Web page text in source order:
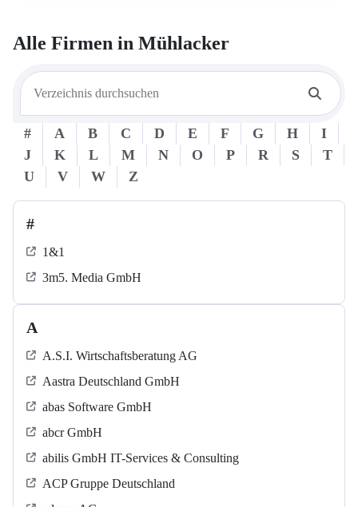
Alle Firmen in Mühlacker
# A B C D E F G H
I
J
K L M N O P R S
T
U
V W Z
#
1&1
3m5. Media GmbH
A
A.S.I. Wirtschaftsberatung AG
Aastra Deutschland GmbH
abas Software GmbH
abcr GmbH
abilis GmbH IT-Services & Consulting
ACP Gruppe Deutschland